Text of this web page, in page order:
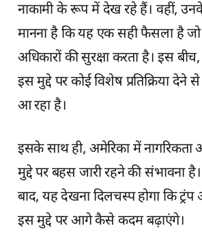
नाकामी के रूप में देख रहे हैं। वहीं, उनके
मानना है कि यह एक सही फैसला है जो
अधिकारों की सुरक्षा करता है। इस
इस मुद्दे पर कोई विशेष प्रतिक्रिया
आ रहा है।
इसके साथ ही, अमेरिका में नागरिकता
मुद्दे पर बहस जारी रहने की संभावना
बाद, यह देखना दिलचस्प होगा कि ट्रंप
इस मुद्दे पर आगे कैसे कदम बढ़ाएंगे।